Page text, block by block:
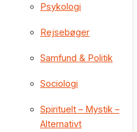
Psykologi
Rejsebøger
Samfund & Politik
Sociologi
Spirituelt – Mystik –
Alternativt